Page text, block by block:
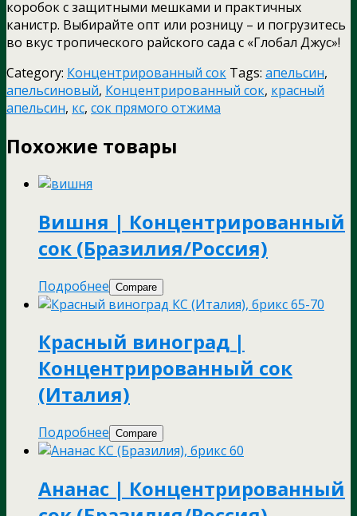
коробок с защитными мешками и практичных
канистр. Выбирайте опт или розницу – и погрузитесь
во вкус тропического райского сада с «Глобал Джус»!
Category: Концентрированный сок Tags: апельсин,
апельсиновый, Концентрированный сок, красный
апельсин, кс, сок прямого отжима
Похожие товары
Вишня | Концентрированный
сок (Бразилия/Россия)
Подробнее Compare
Красный виноград |
Концентрированный сок
(Италия)
Подробнее Compare
Ананас | Концентрированный